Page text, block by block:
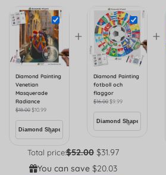
Diamond Painting
Venetian
Masquerade
Radiance
$18.00$10.99
+
Diamond Painting
fotboll och
flaggor
$16.00$9.99
+
Total price:$52.00 $31.97
You can save $20.03